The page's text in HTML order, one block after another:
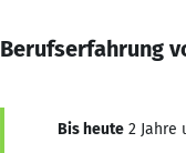
Berufserfahrung
Bis heute 2 Jahre